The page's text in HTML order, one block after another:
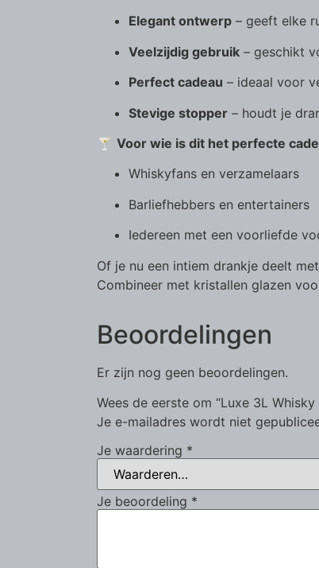
Elegant ontwerp – geeft elke
Veelzijdig gebruik – geschikt
Perfect cadeau – ideaal voor
Stevige stopper – houdt je
🍸 Voor wie is dit het perfecte
Whiskyfans en verzamelaars
Barliefhebbers en entertainers
Iedereen met een voorliefde
Of je nu een intiem drankje deelt
Combineer met kristallen glazen
Beoordelingen
Er zijn nog geen beoordelingen.
Wees de eerste om “Luxe 3L
Je e-mailadres wordt niet
Je waardering *
Je beoordeling *